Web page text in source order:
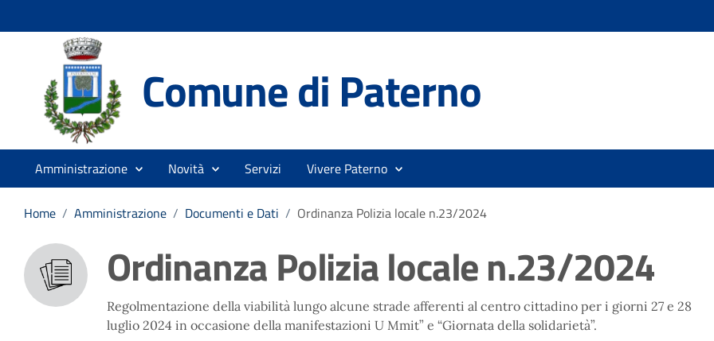
Comune di Paterno
Amministrazione Novità Servizi Vivere Paterno
Home / Amministrazione / Documenti e Dati / Ordinanza Polizia locale n.23/2024
Ordinanza Polizia locale n.23/2024
Regolmentazione della viabilità lungo alcune strade afferenti al centro cittadino per i giorni 27 e 28
luglio 2024 in occasione della manifestazioni U Mmit” e “Giornata della solidarietà”.